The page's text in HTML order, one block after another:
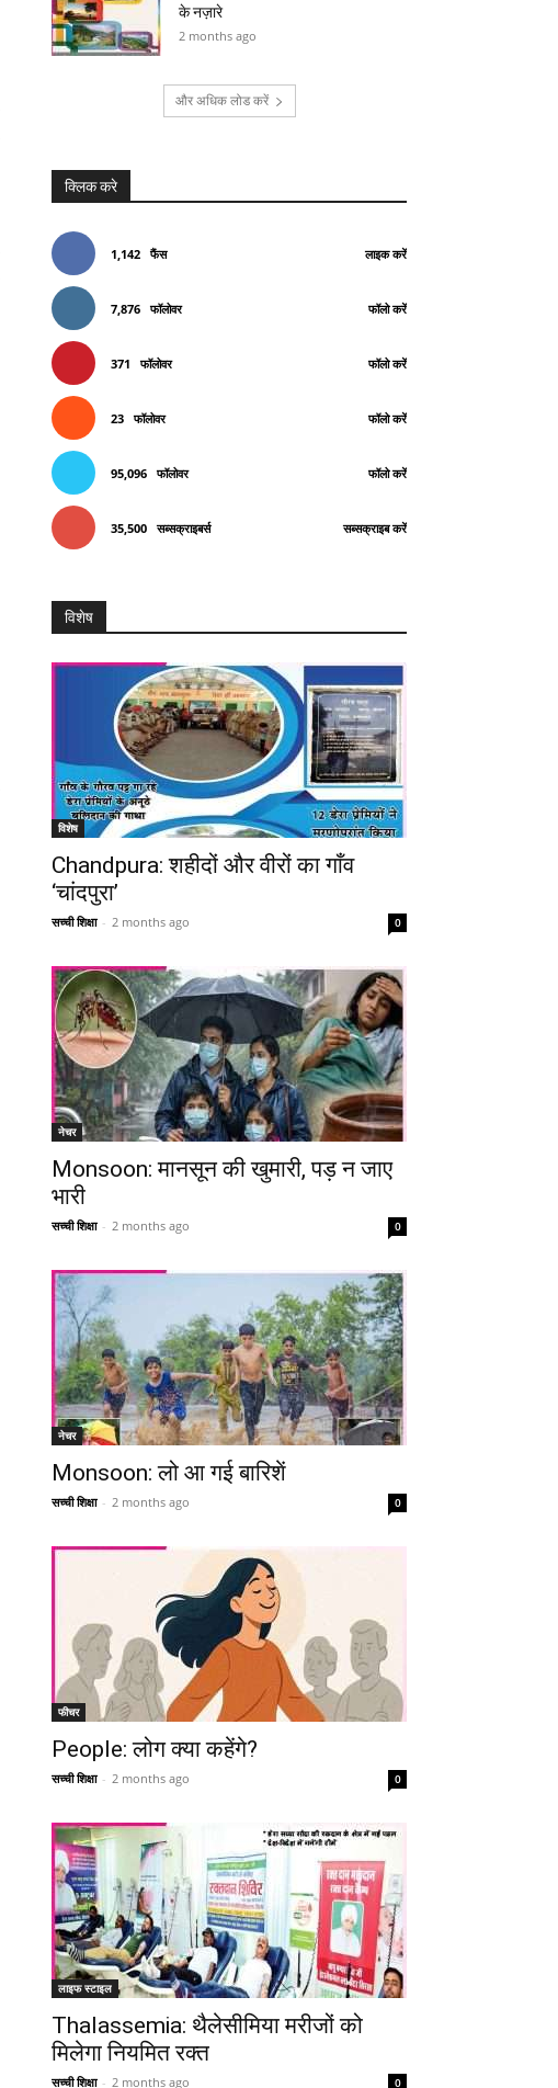
Telegram Copy URL
के नज़ारे
2 months ago
और अधिक लोड करें
क्लिक करे
1,142 फैंस लाइक करें
7,876 फॉलोवर फॉलो करें
371 फॉलोवर फॉलो करें
23 फॉलोवर फॉलो करें
95,096 फॉलोवर फॉलो करें
35,500 सब्सक्राइबर्स सब्सक्राइब करें
विशेष
विशेष
Chandpura: शहीदों और वीरों का गाँव
‘चांदपुरा’
सच्ची शिक्षा - 2 months ago 0
नेचर
Monsoon: मानसून की खुमारी, पड़ न जाए
भारी
सच्ची शिक्षा - 2 months ago 0
नेचर
Monsoon: लो आ गई बारिशें
सच्ची शिक्षा - 2 months ago 0
फीचर
People: लोग क्या कहेंगे?
सच्ची शिक्षा - 2 months ago 0
लाइफ स्टाइल
Thalassemia: थैलेसीमिया मरीजों को
मिलेगा नियमित रक्त
सच्ची शिक्षा - 2 months ago 0